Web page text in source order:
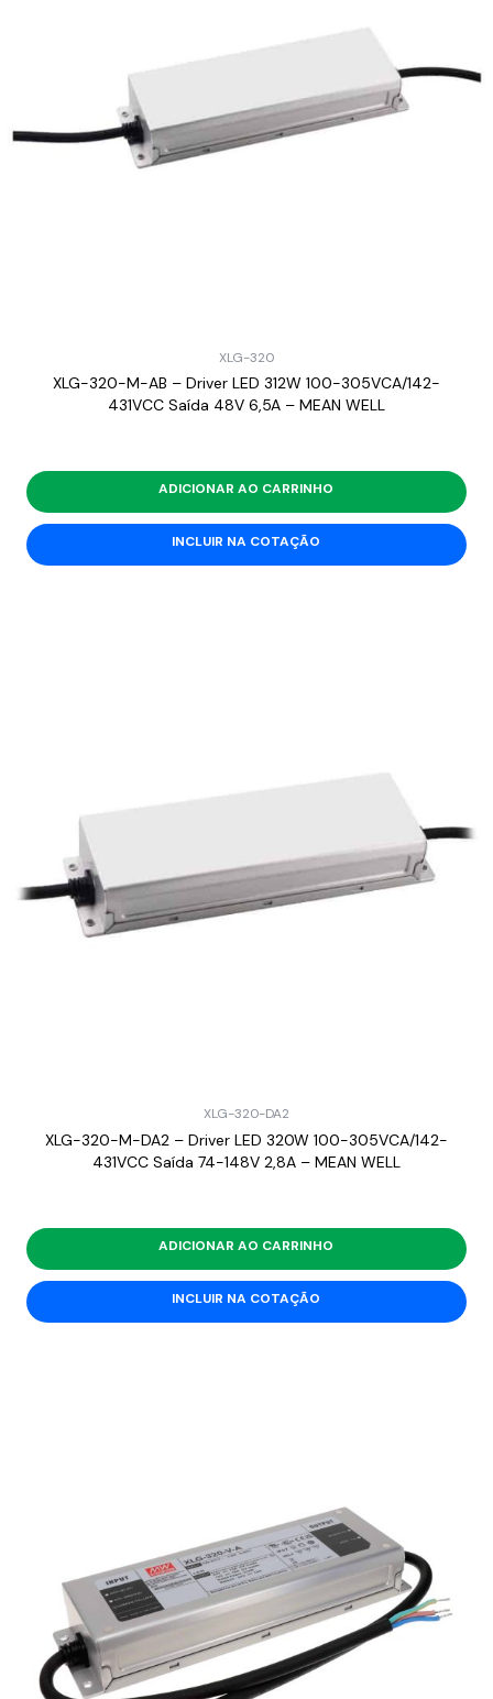
XLG-320
XLG-320-M-AB – Driver LED 312W 100-305VCA/142-
431VCC Saída 48V 6,5A – MEAN WELL
ADICIONAR AO CARRINHO
INCLUIR NA COTAÇÃO
XLG-320-DA2
XLG-320-M-DA2 – Driver LED 320W 100-305VCA/142-
431VCC Saída 74-148V 2,8A – MEAN WELL
ADICIONAR AO CARRINHO
INCLUIR NA COTAÇÃO